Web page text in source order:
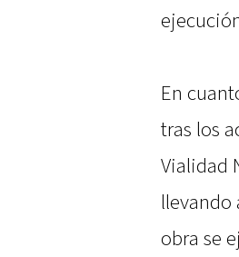
En
tras los
Vialidad
llevando
obra se